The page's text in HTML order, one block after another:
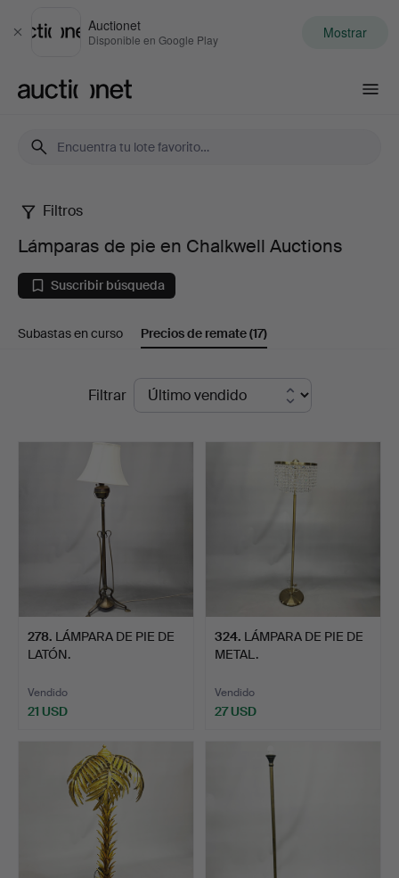
Cerrar
Auctionet
Disponible en Google Play Mostrar
Lámparas
de
pie
en
Chalkwell
Auctions
Filtros
Lámparas de pie en Chalkwell Auctions
Suscribir búsqueda
Subastas en curso Precios de remate(17)
Filtrar
278. LÁMPARA DE PIE DE
LATÓN.
Vendido
21 USD
324. LÁMPARA DE PIE DE
METAL.
Vendido
27 USD